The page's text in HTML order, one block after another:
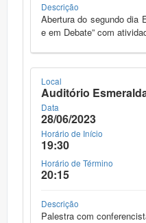
Descrição
Abertura do segundo dia
e em Debate” com
Local
Auditório
Data
28/06/2023
Horário de Início
19:30
Horário de Término
20:15
Descrição
Palestra com